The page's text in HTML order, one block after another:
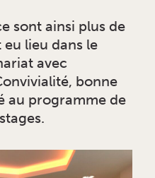
sont ainsi plus de
lieu dans le
avec
bonne
au programme de